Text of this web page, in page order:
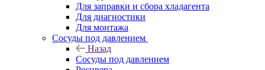
Для заправки и сбора хладагента
Для диагностики
Для монтажа
Сосуды под давлением
Назад
Сосуды под давлением